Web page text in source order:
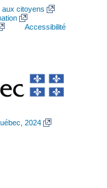
citoyens
Accessibilité
2024